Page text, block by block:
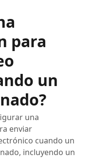
para
un
una
enviar
cuando un
incluyendo un